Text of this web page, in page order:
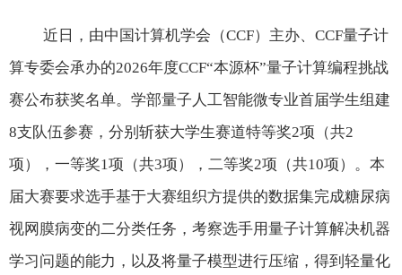
近日，由中国计算机学会（CCF）主办、CCF量子计
算专委会承办的2026年度CCF“本源杯”量子计算编程挑战
赛公布获奖名单。 学部量子人工智能微专业首届学生组建
8支队伍参赛，分别斩获大学生赛道特等奖2项（共2
项），一等奖1项（共3项），二等奖2项（共10项）。本
届大赛要求选手基于大赛组织方提供的数据集完成糖尿病
视网膜病变的二分类任务，考察选手用量子计算解决机器
学习问题的能力，以及将量子模型进行压缩，得到轻量化